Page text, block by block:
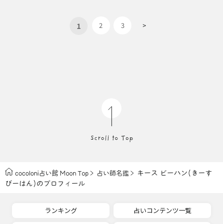
1 2 3 >
cocoloni占い館 Moon Top 占い師名鑑
キース ビーハン(きーす
びーはん)のプロフィール
ランキング
占いコンテンツ一覧